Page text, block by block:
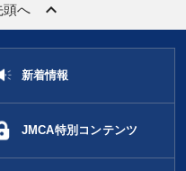
頭へ keyboard_arrow_up
新着情報
JMCA特別コンテンツ